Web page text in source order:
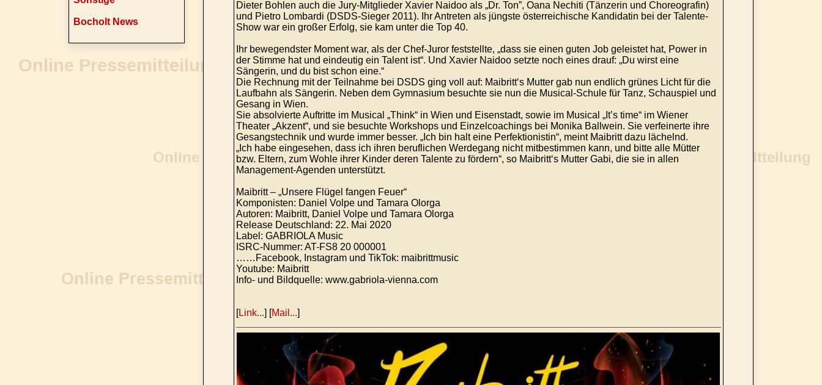
Bocholt News
Dieter Bohlen auch die Jury-Mitglieder Xavier Naidoo als „Dr. Ton”, Oana Nechiti (Tänzerin und Choreografin)
und Pietro Lombardi (DSDS-Sieger 2011). Ihr Antreten als jüngste österreichische Kandidatin bei der Talente-
Show war ein großer Erfolg, sie kam unter die Top 40.
Ihr bewegendster Moment war, als der Chef-Juror feststellte, „dass sie einen guten Job geleistet hat, Power in
der Stimme hat und eindeutig ein Talent ist“. Und Xavier Naidoo setzte noch eines drauf: „Du wirst eine
Sängerin, und du bist schon eine.“
Die Rechnung mit der Teilnahme bei DSDS ging voll auf: Maibritt‘s Mutter gab nun endlich grünes Licht für die
Laufbahn als Sängerin. Neben dem Gymnasium besuchte sie nun die Musical-Schule für Tanz, Schauspiel und
Gesang in Wien.
Sie absolvierte Auftritte im Musical „Think“ in Wien und Eisenstadt, sowie im Musical „It’s time“ im Wiener
Theater „Akzent“, und sie besuchte Workshops und Einzelcoachings bei Monika Ballwein. Sie verfeinerte ihre
Gesangstechnik und wurde immer besser. „Ich bin halt eine Perfektionistin“, meint Maibritt dazu lächelnd.
„Ich habe eingesehen, dass ich ihren beruflichen Werdegang nicht mitbestimmen kann, und bitte alle Mütter
bzw. Eltern, zum Wohle ihrer Kinder deren Talente zu fördern“, so Maibritt‘s Mutter Gabi, die sie in allen
Management-Agenden unterstützt.
Maibritt – „Unsere Flügel fangen Feuer“
Komponisten: Daniel Volpe und Tamara Olorga
Autoren: Maibritt, Daniel Volpe und Tamara Olorga
Release Deutschland: 22. Mai 2020
Label: GABRIOLA Music
ISRC-Nummer: AT-FS8 20 000001
……Facebook, Instagram und TikTok: maibrittmusic
Youtube: Maibritt
Info- und Bildquelle: www.gabriola-vienna.com
[Link...] [Mail...]